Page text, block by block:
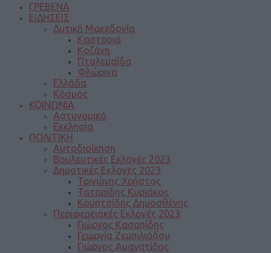
ΓΡΕΒΕΝΑ
ΕΙΔΗΣΕΙΣ
Δυτική Μακεδονία
Καστοριά
Κοζάνη
Πτολεμαΐδα
Φλώρινα
Ελλάδα
Κόσμος
ΚΟΙΝΩΝΙΑ
Αστυνομικά
Εκκλησία
ΠΟΛΙΤΙΚΗ
Αυτοδιοίκηση
Βουλευτικές Εκλογές 2023
Δημοτικές Εκλογές 2023
Τριγώνης Χρήστος
Ταταρίδης Κυριάκος
Κουπτσίδης Δημοσθένης
Περιφερειακές Εκλογές 2023
Γιώργος Κασαπίδης
Γεωργία Ζεμπιλιάδου
Γιώργος Αμανατίδης